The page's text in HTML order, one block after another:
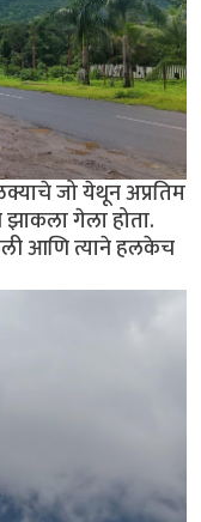
जो येथून अप्रतिम
गेला होता.
केली आणि त्याने हलकेच